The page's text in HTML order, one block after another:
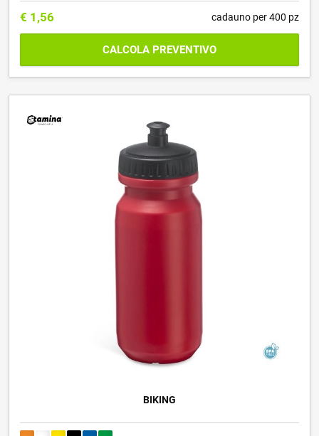
€ 1,56 cadauno per 400 pz
CALCOLA PREVENTIVO
BIKING